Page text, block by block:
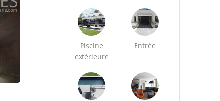
Piscine
extérieure
Entrée